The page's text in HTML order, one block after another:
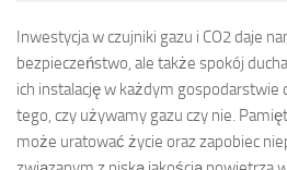
Inwestycja w czujniki gazu i CO2 daje
bezpieczeństwo, ale także spokój
ich instalację w każdym
tego, czy używamy gazu czy nie.
może uratować życie oraz zapobiec